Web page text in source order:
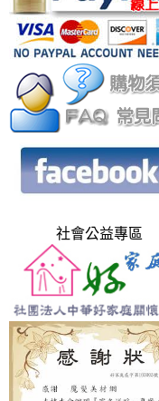
社會公益專區